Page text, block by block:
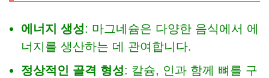
에너지 생성: 마그네슘은 다양한 음식에서 에
너지를 생산하는 데 관여합니다.
정상적인 골격 형성: 칼슘, 인과 함께 뼈를 구